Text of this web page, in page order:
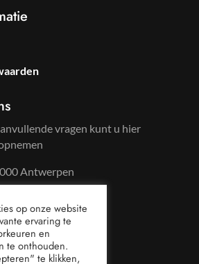
vragen kunt u hier
Antwerpen
44
op onze website
ervaring te
en
te onthouden.
te klikken,